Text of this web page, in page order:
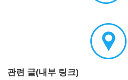
관련 글(내부 링크)